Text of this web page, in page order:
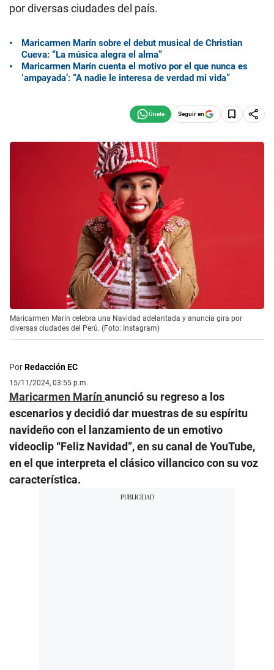
por diversas ciudades del país.
Maricarmen Marín sobre el debut musical de Christian
Cueva: “La música alegra el alma”
Maricarmen Marín cuenta el motivo por el que nunca es
‘ampayada’: “A nadie le interesa de verdad mi vida”
Seguir en
Maricarmen Marín celebra una Navidad adelantada y anuncia gira por
diversas ciudades del Perú. (Foto: Instagram)
PorRedacción EC
15/11/2024, 03:55 p.m.
Maricarmen Marínanunció su regreso a los
escenarios y decidió dar muestras de su espíritu
navideño con el lanzamiento de un emotivo
videoclip “Feliz Navidad”, en su canal de YouTube,
en el que interpreta el clásico villancico con su voz
característica.